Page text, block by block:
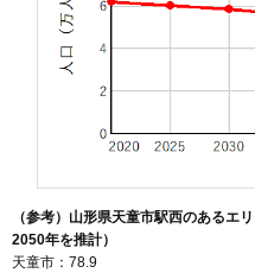
（参考）山形県天童市駅西のあるエ
2050年を推計）
天童市：78.9